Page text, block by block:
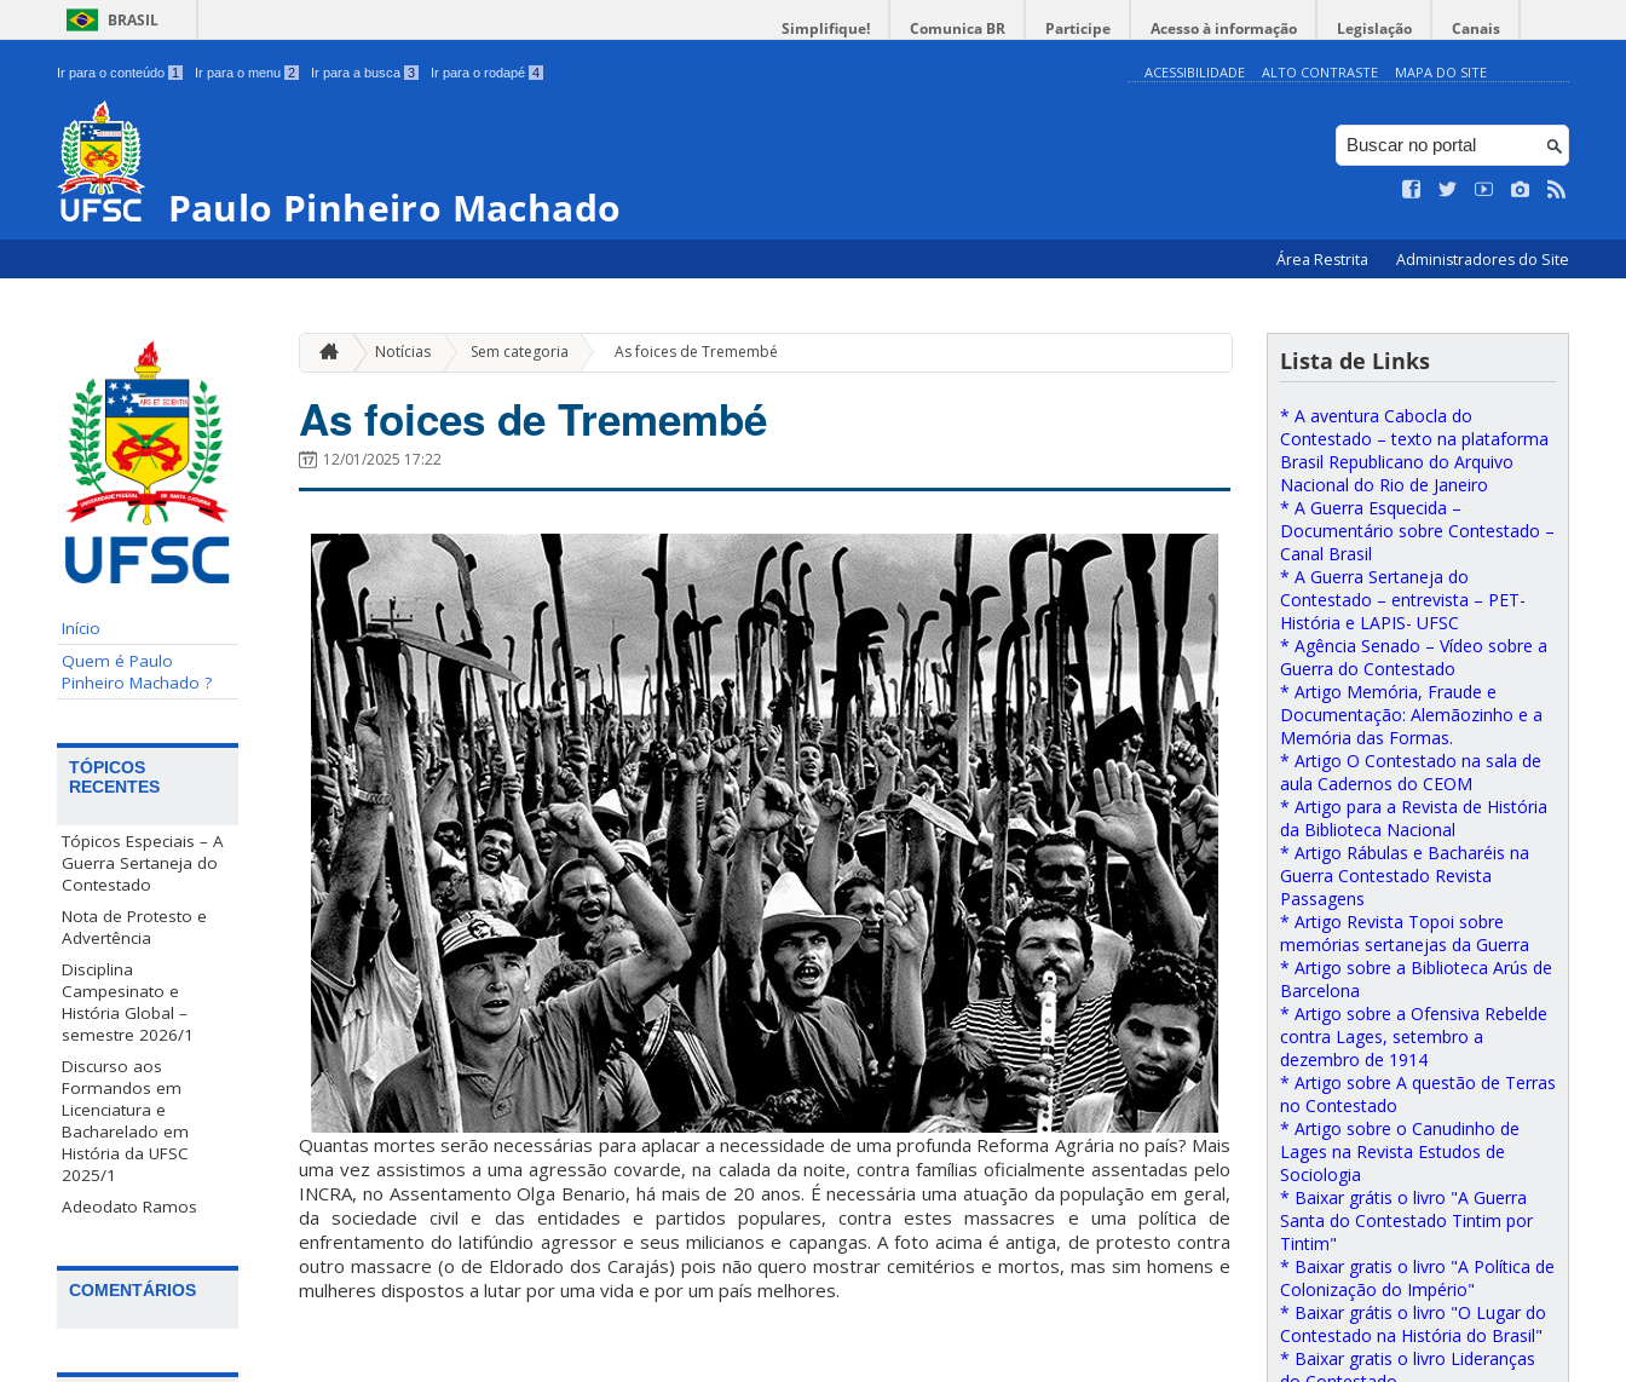
BRASIL Simplifique! Comunica BR Participe Acesso à informação Legislação Canais
Ir para o conteúdo 1 Ir para o menu 2 Ir para a busca 3 Ir para o rodapé 4 ACESSIBILIDADE ALTO CONTRASTE MAPA DO SITE
Paulo Pinheiro Machado
Área Restrita Administradores do Site
Início
Quem é Paulo
Pinheiro Machado ?
TÓPICOS
RECENTES
Tópicos Especiais – A
Guerra Sertaneja do
Contestado
Nota de Protesto e
Advertência
Disciplina
Campesinato e
História Global –
semestre 2026/1
Discurso aos
Formandos em
Licenciatura e
Bacharelado em
História da UFSC
2025/1
Adeodato Ramos
COMENTÁRIOS
Notícias Sem categoria » As foices de Tremembé
As foices de Tremembé
12/01/2025 17:22
Quantas mortes serão necessárias para aplacar a necessidade de uma profunda Reforma Agrária no país? Mais
uma vez assistimos a uma agressão covarde, na calada da noite, contra famílias oficialmente assentadas pelo
INCRA, no Assentamento Olga Benario, há mais de 20 anos. É necessária uma atuação da população em geral,
da sociedade civil e das entidades e partidos populares, contra estes massacres e uma política de
enfrentamento do latifúndio agressor e seus milicianos e capangas. A foto acima é antiga, de protesto contra
outro massacre (o de Eldorado dos Carajás) pois não quero mostrar cemitérios e mortos, mas sim homens e
mulheres dispostos a lutar por uma vida e por um país melhores.
Lista de Links
* A aventura Cabocla do
Contestado – texto na plataforma
Brasil Republicano do Arquivo
Nacional do Rio de Janeiro
* A Guerra Esquecida –
Documentário sobre Contestado –
Canal Brasil
* A Guerra Sertaneja do
Contestado – entrevista – PET-
História e LAPIS- UFSC
* Agência Senado – Vídeo sobre a
Guerra do Contestado
* Artigo Memória, Fraude e
Documentação: Alemãozinho e a
Memória das Formas.
* Artigo O Contestado na sala de
aula Cadernos do CEOM
* Artigo para a Revista de História
da Biblioteca Nacional
* Artigo Rábulas e Bacharéis na
Guerra Contestado Revista
Passagens
* Artigo Revista Topoi sobre
memórias sertanejas da Guerra
* Artigo sobre a Biblioteca Arús de
Barcelona
* Artigo sobre a Ofensiva Rebelde
contra Lages, setembro a
dezembro de 1914
* Artigo sobre A questão de Terras
no Contestado
* Artigo sobre o Canudinho de
Lages na Revista Estudos de
Sociologia
* Baixar grátis o livro "A Guerra
Santa do Contestado Tintim por
Tintim"
* Baixar gratis o livro "A Política de
Colonização do Império"
* Baixar grátis o livro "O Lugar do
Contestado na História do Brasil"
* Baixar gratis o livro Lideranças